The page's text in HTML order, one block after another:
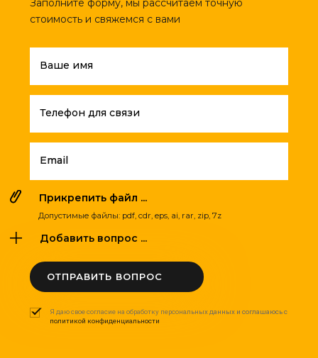
Заполните форму, мы рассчитаем точную
стоимость и свяжемся с вами
Ваше имя
Телефон для связи
Email
Прикрепить файл ...
Допустимые файлы: pdf, cdr, eps, ai, rar, zip, 7z
Добавить вопрос ...
ОТПРАВИТЬ ВОПРОС
Я даю свое согласие на обработку персональных данных и соглашаюсь с
политикой конфиденциальности